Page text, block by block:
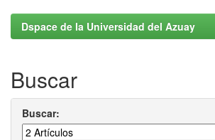
Dspace de la Universidad del Azuay
Buscar
Buscar: